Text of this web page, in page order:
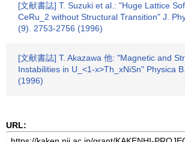
[文献書誌] T. Suzuki et al.: "Huge Lattice
CeRu_2 without Structural Transition" J.
(9). 2753-2756 (1996)
[文献書誌] T. Akazawa 他: "Magnetic and
Instabilities in U_<1-x>Th_xNiSn" Physica
(1996)
URL: